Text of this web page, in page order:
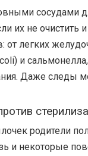
сосудами
их не
легких
и
Даже следы
родители
и некоторые